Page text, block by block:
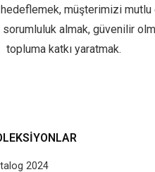
müşterimizi mutlu
almak, güvenilir
topluma katkı yaratmak.
2024